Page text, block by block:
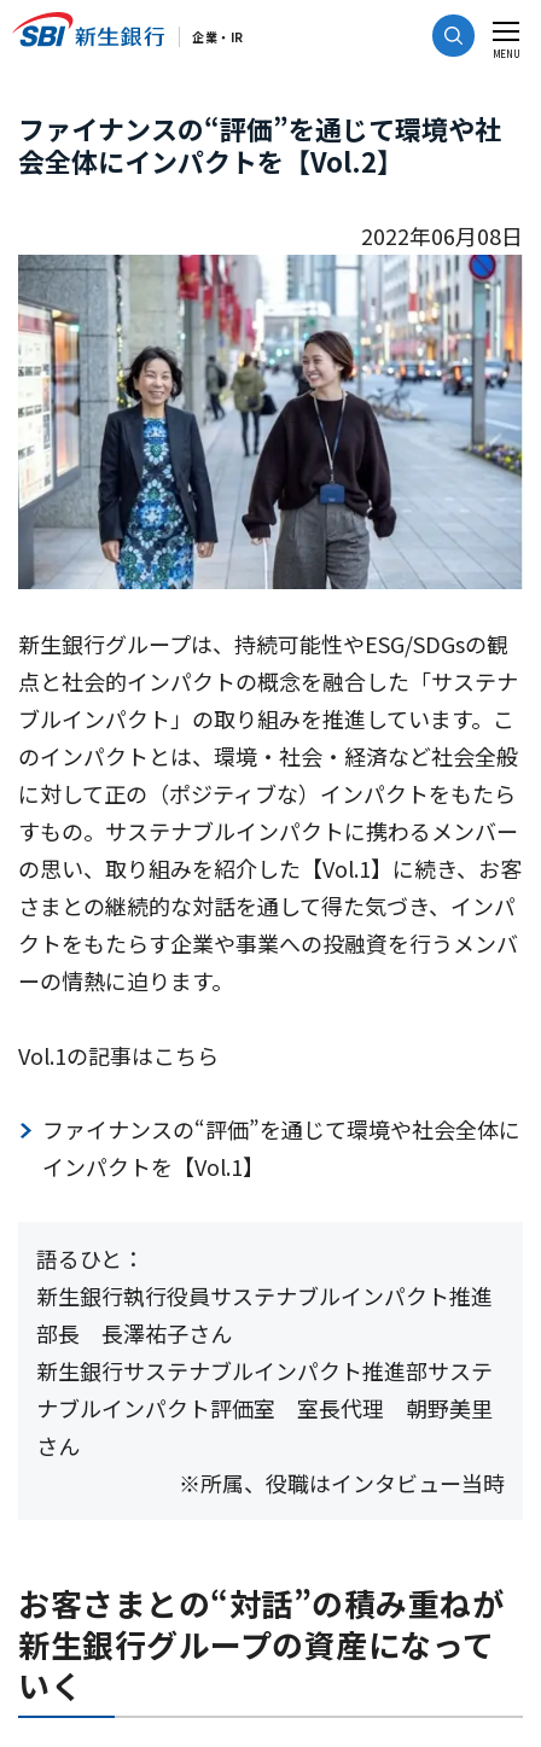
CLOSE
MENU
ファイナンスの“評価”を通じて環境や社
会全体にインパクトを【Vol.2】
2022年06月08日
新生銀行グループは、持続可能性やESG/SDGsの観
点と社会的インパクトの概念を融合した「サステナ
ブルインパクト」の取り組みを推進しています。こ
のインパクトとは、環境・社会・経済など社会全般
に対して正の（ポジティブな）インパクトをもたら
すもの。サステナブルインパクトに携わるメンバー
の思い、取り組みを紹介した【Vol.1】に続き、お客
さまとの継続的な対話を通して得た気づき、インパ
クトをもたらす企業や事業への投融資を行うメンバ
ーの情熱に迫ります。
Vol.1の記事はこちら
ファイナンスの“評価”を通じて環境や社会全体に
インパクトを【Vol.1】
語るひと：
新生銀行執行役員サステナブルインパクト推進
部長 長澤祐子さん
新生銀行サステナブルインパクト推進部サステ
ナブルインパクト評価室 室長代理 朝野美里
さん
※所属、役職はインタビュー当時
お客さまとの“対話”の積み重ねが
新生銀行グループの資産になって
いく
企業・IR